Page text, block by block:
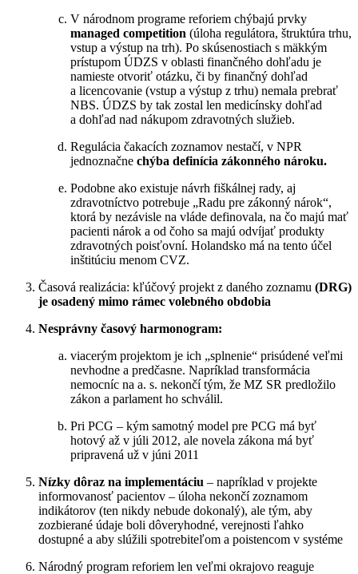
V národnom programe reforiem chýbajú prvky
managed competition (úloha regulátora, štruktúra trhu,
vstup a výstup na trh). Po skúsenostiach s mäkkým
prístupom ÚDZS v oblasti finančného dohľadu je
namieste otvoriť otázku, či by finančný dohľad
a licencovanie (vstup a výstup z trhu) nemala prebrať
NBS. ÚDZS by tak zostal len medicínsky dohľad
a dohľad nad nákupom zdravotných služieb.
Regulácia čakacích zoznamov nestačí, v NPR
jednoznačne chýba definícia zákonného nároku.
Podobne ako existuje návrh fiškálnej rady, aj
zdravotníctvo potrebuje „Radu pre zákonný nárok“,
ktorá by nezávisle na vláde definovala, na čo majú mať
pacienti nárok a od čoho sa majú odvíjať produkty
zdravotných poisťovní. Holandsko má na tento účel
inštitúciu menom CVZ.
Časová realizácia: kľúčový projekt z daného zoznamu (DRG)
je osadený mimo rámec volebného obdobia
Nesprávny časový harmonogram:
viacerým projektom je ich „splnenie“ prisúdené veľmi
nevhodne a predčasne. Napríklad transformácia
nemocníc na a. s. nekončí tým, že MZ SR predložilo
zákon a parlament ho schválil.
Pri PCG – kým samotný model pre PCG má byť
hotový až v júli 2012, ale novela zákona má byť
pripravená už v júni 2011
Nízky dôraz na implementáciu – napríklad v projekte
informovanosť pacientov – úloha nekončí zoznamom
indikátorov (ten nikdy nebude dokonalý), ale tým, aby
zozbierané údaje boli dôveryhodné, verejnosti ľahko
dostupné a aby slúžili spotrebiteľom a poistencom v systéme
Národný program reforiem len veľmi okrajovo reaguje